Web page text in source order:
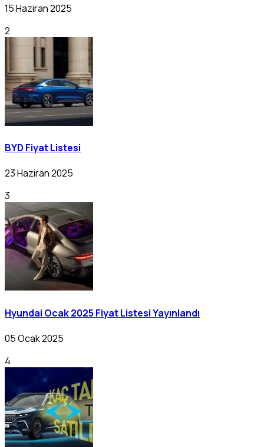
15 Haziran 2025
2
BYD Fiyat Listesi
23 Haziran 2025
3
Hyundai Ocak 2025 Fiyat Listesi Yayınlandı
05 Ocak 2025
4